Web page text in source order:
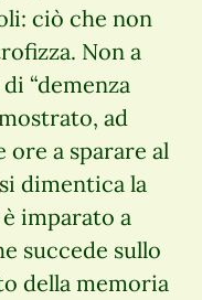
ciò che non
Non a
“demenza
ad
ore a sparare al
dimentica la
imparato a
succede sullo
della memoria